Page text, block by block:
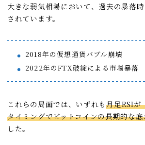
大きな弱気相場において、過去の暴落
されています。
2018年の仮想通貨バブル崩壊
2022年のFTX破綻による市場暴落
これらの局面では、いずれも月足RSIが
タイミングでビットコインの長期的な
した。